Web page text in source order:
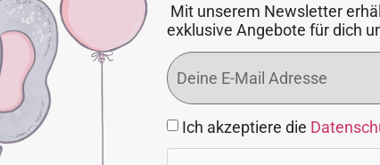
Mit unserem Newsletter
exklusive Angebote für dich
Ich akzeptiere die